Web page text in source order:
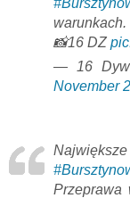
warunkach.
📸16 DZ
— 16
November
Przeprawa